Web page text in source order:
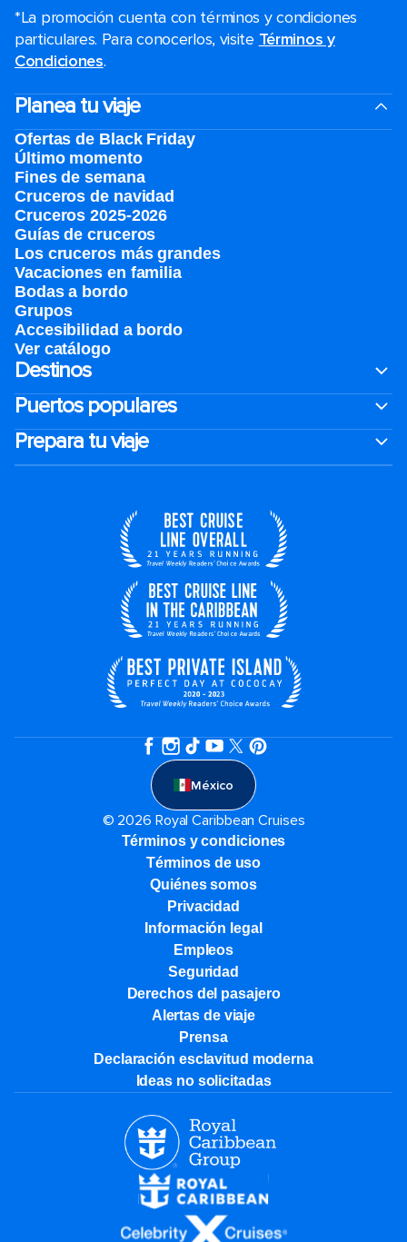
*La promoción cuenta con términos y condiciones
particulares. Para conocerlos, visite Términos y
Condiciones.
Planea tu viaje
Ofertas de Black Friday
Último momento
Fines de semana
Cruceros de navidad
Cruceros 2025-2026
Guías de cruceros
Los cruceros más grandes
Vacaciones en familia
Bodas a bordo
Grupos
Accesibilidad a bordo
Ver catálogo
Destinos
Puertos populares
Prepara tu viaje
México
© 2026 Royal Caribbean Cruises
Términos y condiciones
Términos de uso
Quiénes somos
Privacidad
Información legal
Empleos
Seguridad
Derechos del pasajero
Alertas de viaje
Prensa
Declaración esclavitud moderna
Ideas no solicitadas